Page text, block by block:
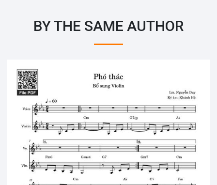
BY THE SAME AUTHOR